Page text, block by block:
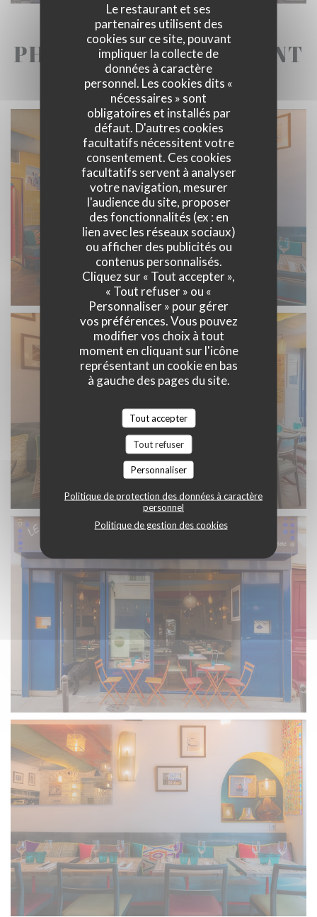
Le restaurant et ses
partenaires utilisent des
cookies sur ce site, pouvant
impliquer la collecte de
données à caractère
personnel. Les cookies dits «
nécessaires » sont
obligatoires et installés par
défaut. D'autres cookies
facultatifs nécessitent votre
consentement. Ces cookies
facultatifs servent à analyser
votre navigation, mesurer
l'audience du site, proposer
des fonctionnalités (ex : en
lien avec les réseaux sociaux)
ou afficher des publicités ou
contenus personnalisés.
Cliquez sur « Tout accepter »,
« Tout refuser » ou «
Personnaliser » pour gérer
vos préférences. Vous pouvez
modifier vos choix à tout
moment en cliquant sur l'icône
représentant un cookie en bas
à gauche des pages du site.
Tout accepter
Tout refuser
Personnaliser
Politique de protection des données à caractère
personnel
Politique de gestion des cookies
PHOTOS DU RESTAURANT